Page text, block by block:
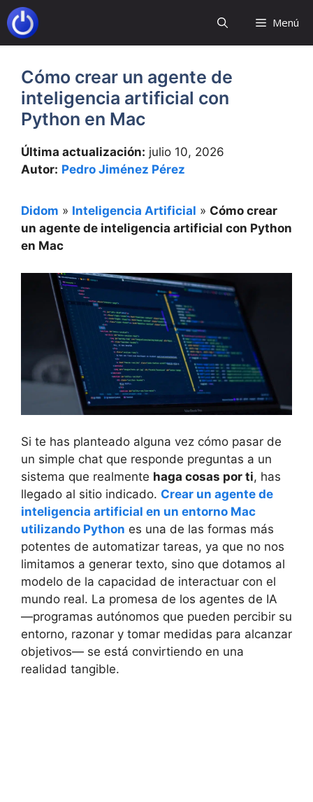
Saltar
al
contenido
Menú
Cómo crear un agente de
inteligencia artificial con
Python en Mac
Última actualización: julio 10, 2026
Autor: Pedro Jiménez Pérez
Didom » Inteligencia Artificial » Cómo crear
un agente de inteligencia artificial con Python
en Mac
Si te has planteado alguna vez cómo pasar de
un simple chat que responde preguntas a un
sistema que realmente haga cosas por ti, has
llegado al sitio indicado. Crear un agente de
inteligencia artificial en un entorno Mac
utilizando Python es una de las formas más
potentes de automatizar tareas, ya que no nos
limitamos a generar texto, sino que dotamos al
modelo de la capacidad de interactuar con el
mundo real. La promesa de los agentes de IA
—programas autónomos que pueden percibir su
entorno, razonar y tomar medidas para alcanzar
objetivos— se está convirtiendo en una
realidad tangible.